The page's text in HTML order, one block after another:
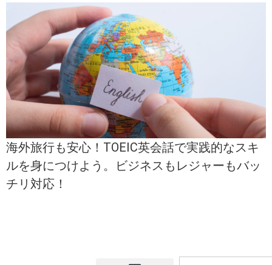
海外旅行も安心！TOEIC英会話で実践的なスキ
ルを身につけよう。ビジネスもレジャーもバッ
チリ対応！